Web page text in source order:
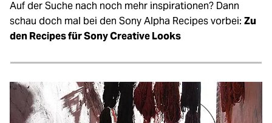
Auf der Suche nach noch mehr inspirationen? Dann
schau doch mal bei den Sony Alpha Recipes vorbei: Zu
den Recipes für Sony Creative Looks